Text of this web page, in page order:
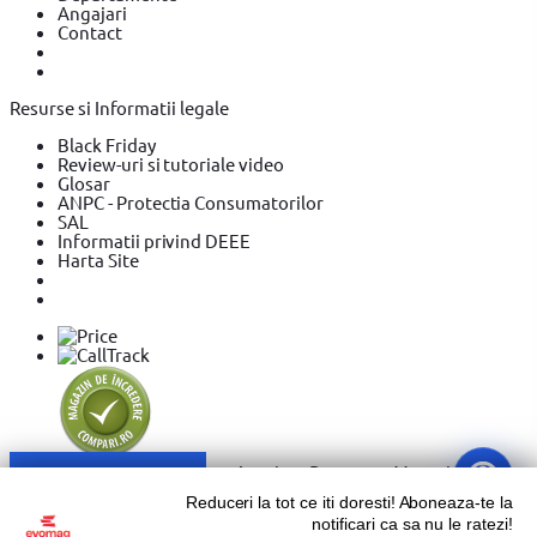
Angajari
Contact
Resurse si Informatii legale
Black Friday
Review-uri si tutoriale video
Glosar
ANPC - Protectia Consumatorilor
SAL
Informatii privind DEEE
Harta Site
Reduceri la tot ce iti doresti! Aboneaza-te la
notificari ca sa nu le ratezi!